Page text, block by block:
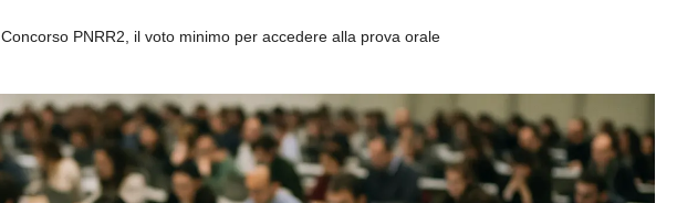
Concorso PNRR2, il voto minimo per accedere alla prova orale